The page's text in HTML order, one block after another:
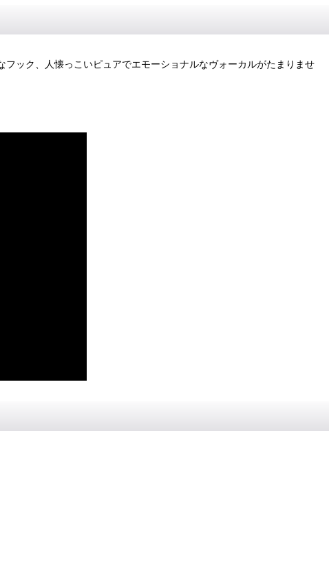
ック、人懐っこいピュアでエモーショナルなヴォーカルがたまりませ